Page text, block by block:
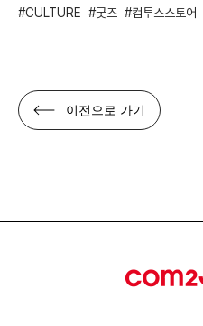
CULTURE 굿즈 컴투스스토어
이전으로 가기